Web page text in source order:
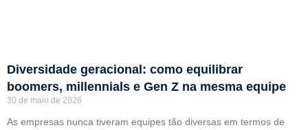
Diversidade geracional: como equilibrar
boomers, millennials e Gen Z na mesma equipe
30 de maio de 2026
As empresas nunca tiveram equipes tão diversas em termos de